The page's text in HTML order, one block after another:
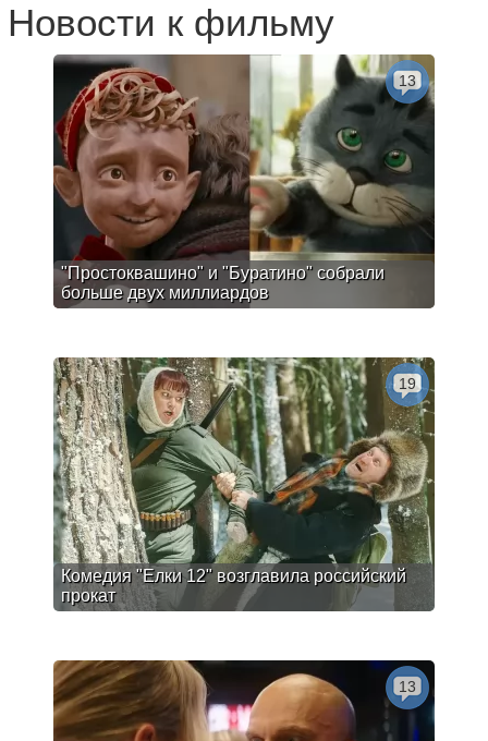
Новости к фильму
"Простоквашино" и "Буратино" собрали
больше двух миллиардов
13
Комедия "Елки 12" возглавила российский
прокат
19
13